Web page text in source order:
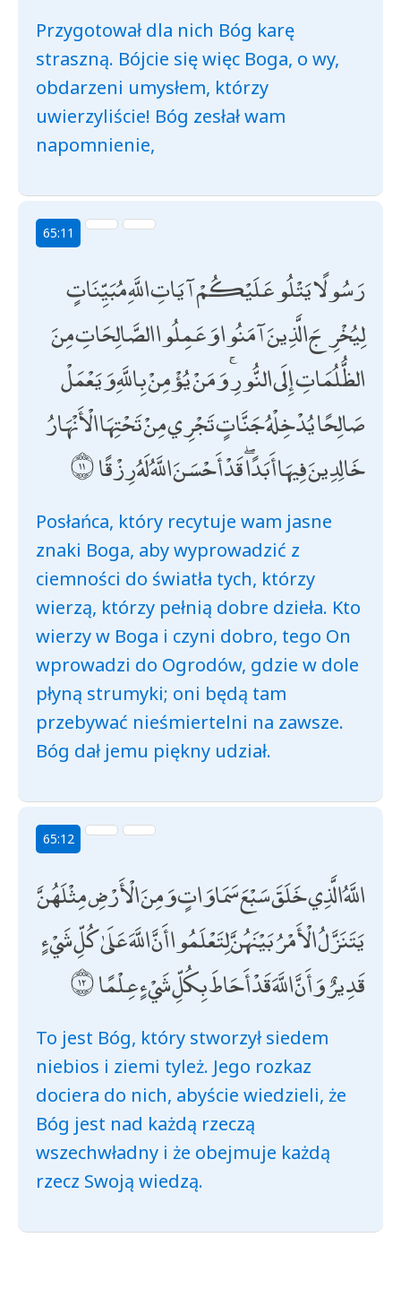
Przygotował dla nich Bóg karę
straszną. Bójcie się więc Boga, o wy,
obdarzeni umysłem, którzy
uwierzyliście! Bóg zesłał wam
napomnienie,
65:11
رَسُولًا يَتْلُو عَلَيْكُمْ آيَاتِ اللَّهِ مُبَيِّنَاتٍ
لِيُخْرِجَ الَّذِينَ آمَنُوا وَعَمِلُوا الصَّالِحَاتِ مِنَ
الظُّلُمَاتِ إِلَى النُّورِ ۚ وَمَنْ يُؤْمِنْ بِاللَّهِ وَيَعْمَلْ
صَالِحًا يُدْخِلْهُ جَنَّاتٍ تَجْرِي مِنْ تَحْتِهَا الْأَنْهَارُ
خَالِدِينَ فِيهَا أَبَدًا ۖ قَدْ أَحْسَنَ اللَّهُ لَهُ رِزْقًا
Posłańca, który recytuje wam jasne
znaki Boga, aby wyprowadzić z
ciemności do światła tych, którzy
wierzą, którzy pełnią dobre dzieła. Kto
wierzy w Boga i czyni dobro, tego On
wprowadzi do Ogrodów, gdzie w dole
płyną strumyki; oni będą tam
przebywać nieśmiertelni na zawsze.
Bóg dał jemu piękny udział.
65:12
اللَّهُ الَّذِي خَلَقَ سَبْعَ سَمَاوَاتٍ وَمِنَ الْأَرْضِ مِثْلَهُنَّ
يَتَنَزَّلُ الْأَمْرُ بَيْنَهُنَّ لِتَعْلَمُوا أَنَّ اللَّهَ عَلَىٰ كُلِّ شَيْءٍ
قَدِيرٌ وَأَنَّ اللَّهَ قَدْ أَحَاطَ بِكُلِّ شَيْءٍ عِلْمًا
To jest Bóg, który stworzył siedem
niebios i ziemi tyleż. Jego rozkaz
dociera do nich, abyście wiedzieli, że
Bóg jest nad każdą rzeczą
wszechwładny i że obejmuje każdą
rzecz Swoją wiedzą.